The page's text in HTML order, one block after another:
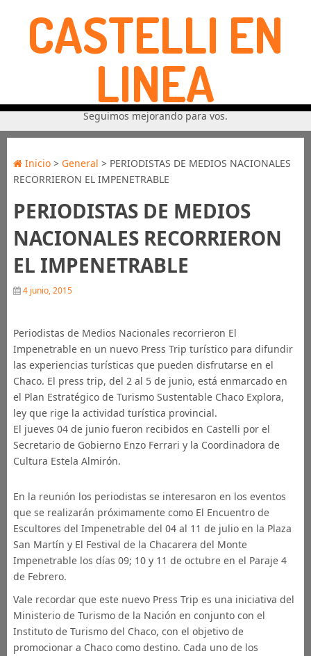
CASTELLI EN
LINEA
Seguimos mejorando para vos.
Inicio> General > PERIODISTAS DE MEDIOS NACIONALES
RECORRIERON EL IMPENETRABLE
PERIODISTAS DE MEDIOS
NACIONALES RECORRIERON
EL IMPENETRABLE
4 junio, 2015
Periodistas de Medios Nacionales recorrieron El
Impenetrable en un nuevo Press Trip turístico para difundir
las experiencias turísticas que pueden disfrutarse en el
Chaco. El press trip, del 2 al 5 de junio, está enmarcado en
el Plan Estratégico de Turismo Sustentable Chaco Explora,
ley que rige la actividad turística provincial.
El jueves 04 de junio fueron recibidos en Castelli por el
Secretario de Gobierno Enzo Ferrari y la Coordinadora de
Cultura Estela Almirón.
En la reunión los periodistas se interesaron en los eventos
que se realizarán próximamente como El Encuentro de
Escultores del Impenetrable del 04 al 11 de julio en la Plaza
San Martín y El Festival de la Chacarera del Monte
Impenetrable los días 09; 10 y 11 de octubre en el Paraje 4
de Febrero.
Vale recordar que este nuevo Press Trip es una iniciativa del
Ministerio de Turismo de la Nación en conjunto con el
Instituto de Turismo del Chaco, con el objetivo de
promocionar a Chaco como destino. Cada uno de los